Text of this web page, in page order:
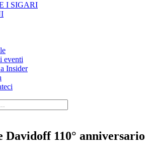
I SIGARI
eventi
Insider
Davidoff 110° anniversario